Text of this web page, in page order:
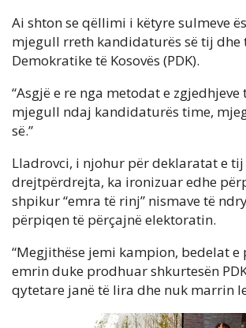
Ai shton se qëllimi i këtyre sulmeve
mjegull rreth kandidaturës së tij dhe
Demokratike të Kosovës (PDK).
“Asgjë e re nga metodat e zgjedhjeve
mjegull ndaj kandidaturës time,
së.”
Lladrovci, i njohur për deklaratat e tij
drejtpërdrejta, ka ironizuar edhe
shpikur “emra të rinj” nismave të
përpiqen të përçajnë elektoratin.
“Megjithëse jemi kampion, bedelat
emrin duke prodhuar shkurtesën
qytetare janë të lira dhe nuk marrin